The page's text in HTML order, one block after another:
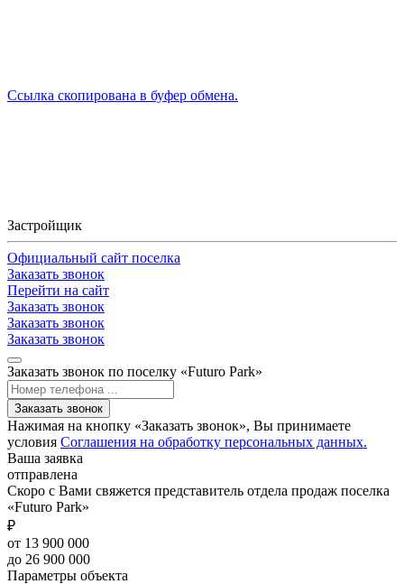
Ссылка скопирована в буфер обмена.
Застройщик
Официальный сайт поселка
Заказать звонок
Перейти на сайт
Заказать звонок
Заказать звонок
Заказать звонок
Заказать звонок по поселку «Futuro Park»
Заказать звонок
Нажимая на кнопку «Заказать звонок», Вы принимаете
условия Соглашения на обработку персональных данных.
Ваша заявка
отправлена
Скоро с Вами свяжется представитель отдела продаж поселка
«Futuro Park»
₽
от 13 900 000
до 26 900 000
Параметры объекта